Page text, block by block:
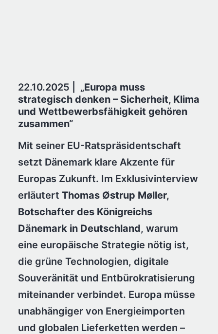
22.10.2025 |
„Europa muss
strategisch denken – Sicherheit, Klima
und Wettbewerbsfähigkeit gehören
zusammen“
Mit seiner EU-Ratspräsidentschaft
setzt Dänemark klare Akzente für
Europas Zukunft. Im Exklusivinterview
erläutert Thomas Østrup Møller,
Botschafter des Königreichs
Dänemark in Deutschland, warum
eine europäische Strategie nötig ist,
die grüne Technologien, digitale
Souveränität und Entbürokratisierung
miteinander verbindet. Europa müsse
unabhängiger von Energieimporten
und globalen Lieferketten werden –